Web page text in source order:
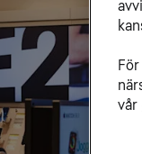
vår